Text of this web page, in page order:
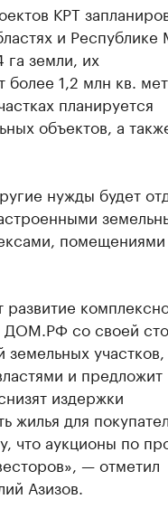
КРТ
и Республике
га земли, их
более 1,2 млн кв.
планируется
объектов, а
нужды будет
ДОМ.РФ со своей
и предложит
издержки
жилья для
что аукционы по
— отметил
Азизов.